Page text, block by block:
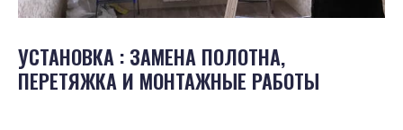
УСТАНОВКА : ЗАМЕНА ПОЛОТНА,
ПЕРЕТЯЖКА И МОНТАЖНЫЕ РАБОТЫ